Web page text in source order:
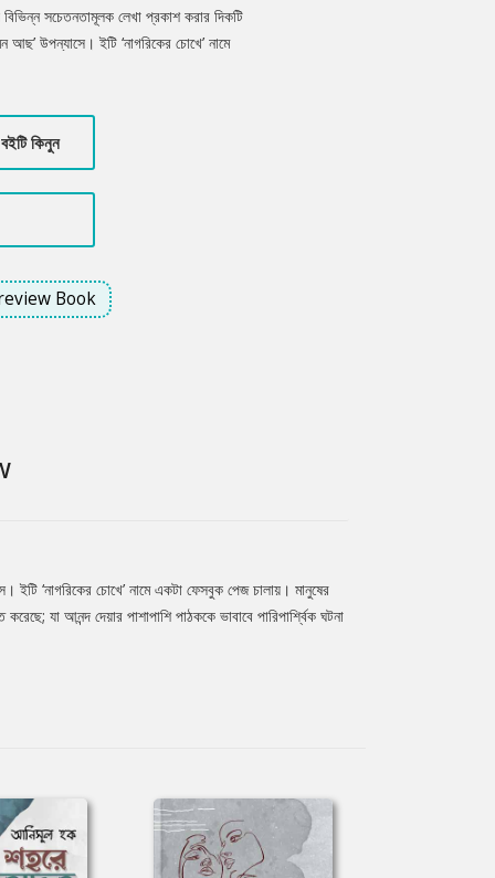
সচেতনতামূলক লেখা প্রকাশ করার দিকটি
উপন্যাসে। ইটি ‘নাগরিকের চোখে’ নামে
দেয়। ইটি শুধু পোস্টই দেয় না, ঘটনাস্থলে
পারিপার্শ্বিক ঘটনা নিয়ে।
বইটি কিনুন
Book
‘নাগরিকের চোখে’ নামে একটা ফেসবুক পেজ চালায়। মানুষের
যা আনন্দ দেয়ার পাশাপাশি পাঠককে ভাবাবে পারিপার্শ্বিক ঘটনা